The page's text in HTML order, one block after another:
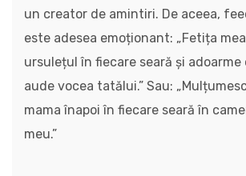
un creator de amintiri. De aceea,
este adesea emoționant: „Fetița
ursulețul în fiecare seară și adoarme
aude vocea tatălui.” Sau:
mama înapoi în fiecare seară în
meu.”